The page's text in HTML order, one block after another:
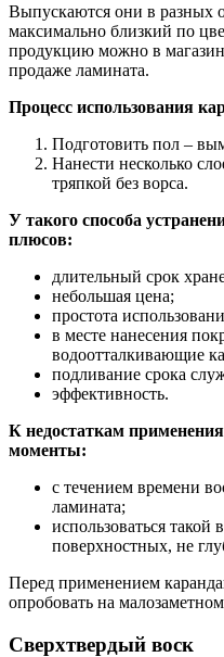
Выпускаются они в разных
максимально близкий по
продукцию можно в
продаже ламината.
Процесс использования
Подготовить пол –
Нанести несколько
тряпкой без ворса.
У такого способа
плюсов:
длительный срок
небольшая цена;
простота
в месте нанесения
водоотталкивающие
подливание срока
эффективность.
К недостаткам
моменты:
с течением времени
ламината;
использоваться такой
поверхностных, не
Перед применением
опробовать на
Сверхтвердый воск